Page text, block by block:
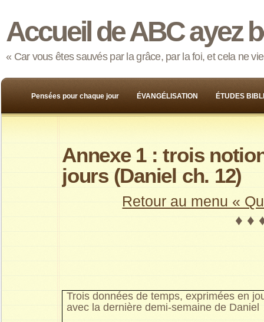
Accueil de ABC ayez
« Car vous êtes sauvés par la grâce, par la foi, et cela ne
Pensées pour chaque jour ÉVANGÉLISATION ÉTUDES
Annexe 1 : trois
jours (Daniel ch. 12)
Retour au menu «
♦ ♦
Trois données de temps, exprimées en
avec la dernière demi-semaine de Daniel